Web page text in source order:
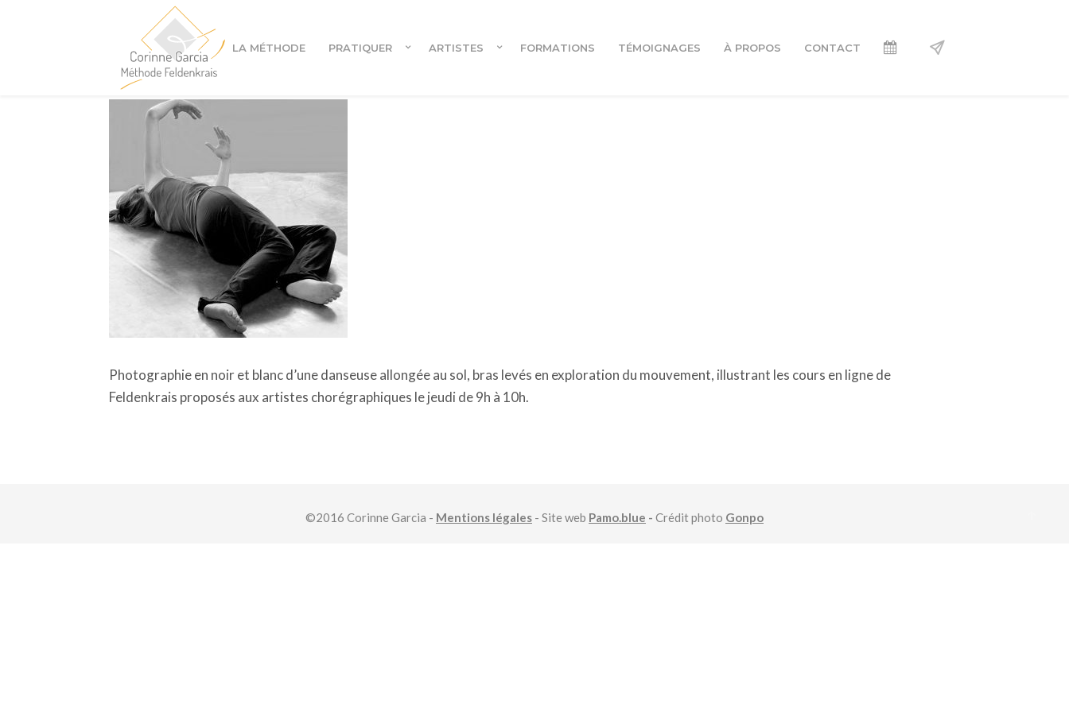
LA MÉTHODE PRATIQUER
Cours à Lyon 1er
Cours à Lyon 4ème
ARTISTES FORMATIONS TÉMOIGNAGES À PROPOS CONTACT
Photographie en noir et blanc d’une danseuse allongée au sol, bras levés en exploration du mouvement, illustrant les cours en ligne de
Feldenkrais proposés aux artistes chorégraphiques le jeudi de 9h à 10h.
©2016 Corinne Garcia - Mentions légales - Site web Pamo.blue - Crédit photo Gonpo